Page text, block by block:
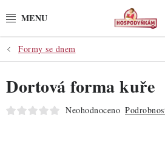
na
POTŘEBY
POMŮCKY
SUROVINY
Formy se dnem
Dortová forma kuře
Neohodnoceno